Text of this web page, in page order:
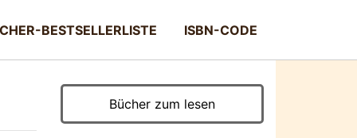
BESTSELLERLISTE ISBN-CODE
Bücher zum lesen